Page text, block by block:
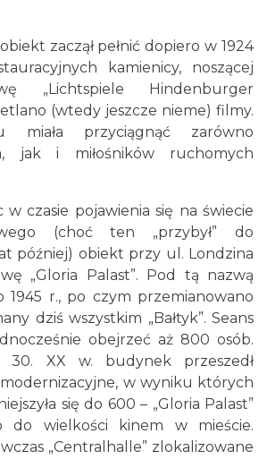
zaczął pełnić dopiero w 1924
kamienicy, noszącej
„Lichtspiele Hindenburger
(wtedy jeszcze nieme) filmy.
miała przyciągnąć zarówno
jak i miłośników ruchomych
w czasie pojawienia się na świecie
(choć ten „przybył” do
później) obiekt przy ul. Londzina
„Gloria Palast”. Pod tą nazwą
1945 r., po czym przemianowano
dziś wszystkim „Bałtyk”. Seans
obejrzeć aż 800 osób.
XX w. budynek przeszedł
w wyniku których
się do 600 – „Gloria Palast”
do wielkości kinem w mieście.
„Centralhalle” zlokalizowane